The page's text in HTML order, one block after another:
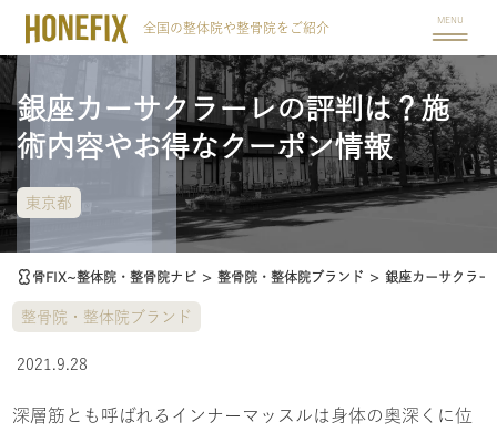
MENU
全国の整体院や整骨院をご紹介
銀座カーサクラーレの評判は？施
術内容やお得なクーポン情報
東京都
骨FIX~整体院・整骨院ナビ > 整骨院・整体院ブランド > 銀座カーサクラー
整骨院・整体院ブランド
2021.9.28
深層筋とも呼ばれるインナーマッスルは身体の奥深くに位